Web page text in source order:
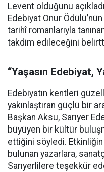
Levent olduğunu
Edebiyat Onur
tarihî romanlarıyla
takdim edileceğini
“Yaşasın Edebiyat,
Edebiyatın kentleri
yakınlaştıran güçlü bir
Başkan Aksu, Sarıyer
büyüyen bir kültür
ettiğini söyledi.
bulunan yazarlara,
Sarıyerlilere teşekkür